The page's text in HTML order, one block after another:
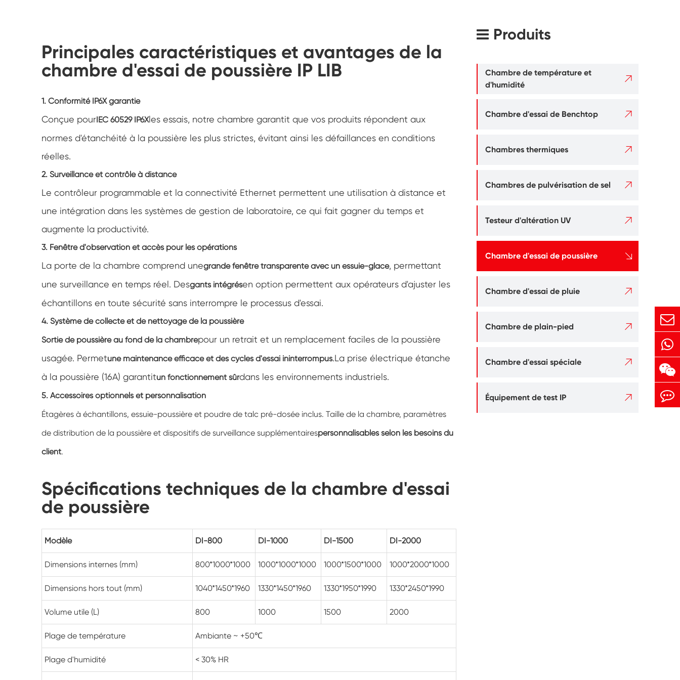
Chambre d'altitude de température
Dispositifs de test de panneaux
photovoltaïques
photovoltaïque
Chambre de conditionnement
Chambre d'humidité froide de chaleur
Chambre de température
Chambre de stress environnemental
Chambre environnementale sous-zéro
Chambre de stabilité
Chambre de gel dégel
Chambre d'essai de congélation d'humidité
Chambre climatique PV
Chambre d'essai pour modules PV
Chambre environnementale PV
Principales caractéristiques et avantages de la
chambre d'essai de poussière IP LIB
1. Conformité IP6X garantie
Conçue pourIEC 60529 IP6Xles essais, notre chambre garantit que vos produits répondent aux
normes d'étanchéité à la poussière les plus strictes, évitant ainsi les défaillances en conditions
réelles.
2. Surveillance et contrôle à distance
Le contrôleur programmable et la connectivité Ethernet permettent une utilisation à distance et
une intégration dans les systèmes de gestion de laboratoire, ce qui fait gagner du temps et
augmente la productivité.
3. Fenêtre d'observation et accès pour les opérations
La porte de la chambre comprend unegrande fenêtre transparente avec un essuie-glace, permettant
une surveillance en temps réel. Desgants intégrésen option permettent aux opérateurs d'ajuster les
échantillons en toute sécurité sans interrompre le processus d'essai.
4. Système de collecte et de nettoyage de la poussière
Sortie de poussière au fond de la chambrepour un retrait et un remplacement faciles de la poussière
usagée. Permetune maintenance efficace et des cycles d'essai ininterrompus.La prise électrique étanche
à la poussière (16A) garantitun fonctionnement sûrdans les environnements industriels.
5. Accessoires optionnels et personnalisation
Étagères à échantillons, essuie-poussière et poudre de talc pré-dosée inclus. Taille de la chambre, paramètres
de distribution de la poussière et dispositifs de surveillance supplémentairespersonnalisables selon les besoins du
client.
Spécifications techniques de la chambre d'essai
de poussière
Modèle DI-800 DI-1000 DI-1500 DI-2000
Dimensions internes (mm) 800*1000*1000 1000*1000*1000 1000*1500*1000 1000*2000*1000
Dimensions hors tout (mm) 1040*1450*1960 1330*1450*1960 1330*1950*1990 1330*2450*1990
Volume utile (L) 800 1000 1500 2000
Plage de température Ambiante ~ +50℃
Plage d'humidité < 30% HR
Produits
Chambre de température et
d'humidité

Chambre d'essai de Benchtop 
Chambres thermiques 
Chambres de pulvérisation de sel 
Testeur d'altération UV 
Chambre d'essai de poussière 
Chambre d'essai de pluie 
Chambre de plain-pied 
Chambre d'essai spéciale 
Équipement de test IP 